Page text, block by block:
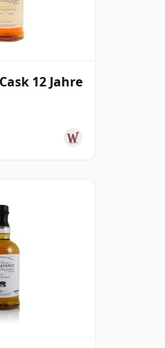
12 Jahre